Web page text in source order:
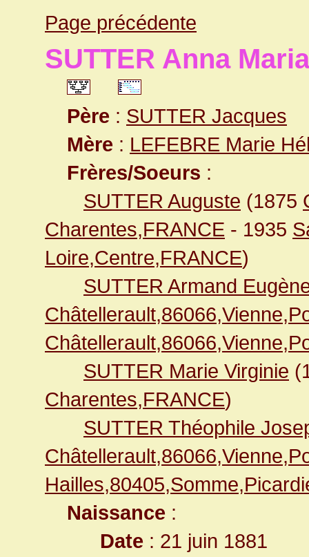
Page précédente
SUTTER Anna Maria
Père : SUTTER Jacques
Mère : LEFEBRE Marie
Frères/Soeurs :
SUTTER Auguste (1875
Charentes,FRANCE - 1935
Loire,Centre,FRANCE)
SUTTER Armand
SUTTER Marie Virginie
Charentes,FRANCE)
SUTTER Théophile
Naissance :
Date : 21 juin 1881